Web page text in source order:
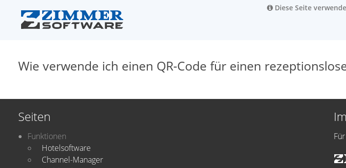
Diese Seite
Wie verwende ich einen QR-Code für einen
Seiten
Funktionen
Hotelsoftware
Channel-Manager